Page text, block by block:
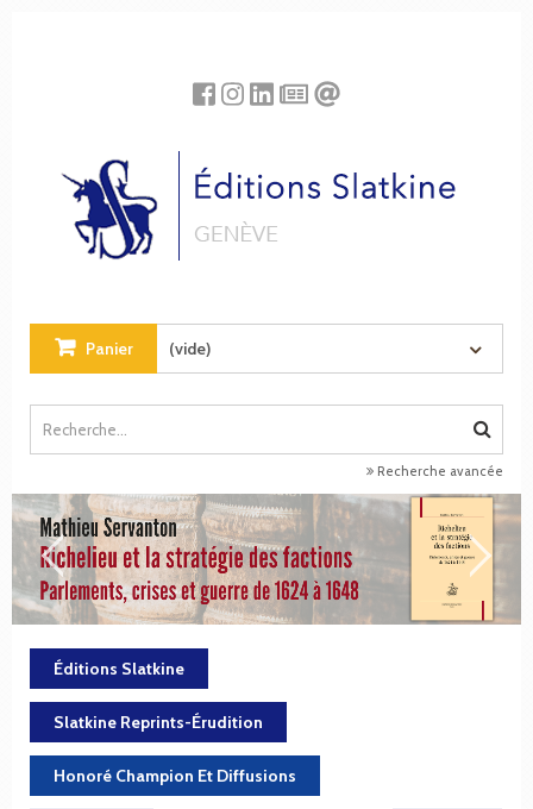
Panier (vide)
Recherche avancée
Éditions Slatkine
Slatkine Reprints-Érudition
Honoré Champion Et Diffusions